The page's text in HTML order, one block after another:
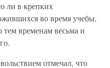
ли в крепких
во время учебы,
тем временам весьма и
отмечал, что